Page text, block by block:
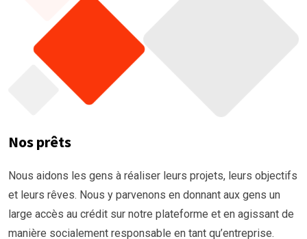
Nos prêts
Nous aidons les gens à réaliser leurs projets, leurs objectifs
et leurs rêves. Nous y parvenons en donnant aux gens un
large accès au crédit sur notre plateforme et en agissant de
manière socialement responsable en tant qu’entreprise.